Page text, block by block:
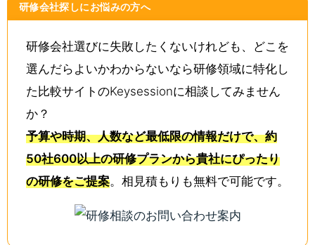
研修会社探しにお悩みの方へ
研修会社選びに失敗したくないけれども、どこを
選んだらよいかわからないなら研修領域に特化し
た比較サイトのKeysessionに相談してみません
か？
予算や時期、人数など最低限の情報だけで、約
50社600以上の研修プランから貴社にぴったり
の研修をご提案。相見積もりも無料で可能です。